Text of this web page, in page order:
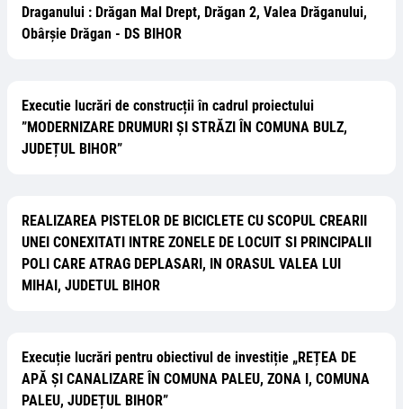
Draganului : Drăgan Mal Drept, Drăgan 2, Valea Drăganului,
Obârşie Drăgan - DS BIHOR
Executie lucrări de construcții în cadrul proiectului
”MODERNIZARE DRUMURI ȘI STRĂZI ÎN COMUNA BULZ,
JUDEȚUL BIHOR”
REALIZAREA PISTELOR DE BICICLETE CU SCOPUL CREARII
UNEI CONEXITATI INTRE ZONELE DE LOCUIT SI PRINCIPALII
POLI CARE ATRAG DEPLASARI, IN ORASUL VALEA LUI
MIHAI, JUDETUL BIHOR
Execuție lucrări pentru obiectivul de investiție „REȚEA DE
APĂ ȘI CANALIZARE ÎN COMUNA PALEU, ZONA I, COMUNA
PALEU, JUDEȚUL BIHOR”